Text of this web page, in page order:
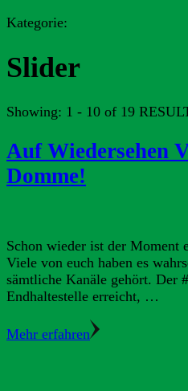
Kategorie:
Slider
Showing: 1 - 10 of 19
Auf Wiedersehen
Domme!
Schon wieder ist der Moment
Viele von euch haben es
sämtliche Kanäle gehört. Der
Endhaltestelle erreicht, …
Mehr erfahren